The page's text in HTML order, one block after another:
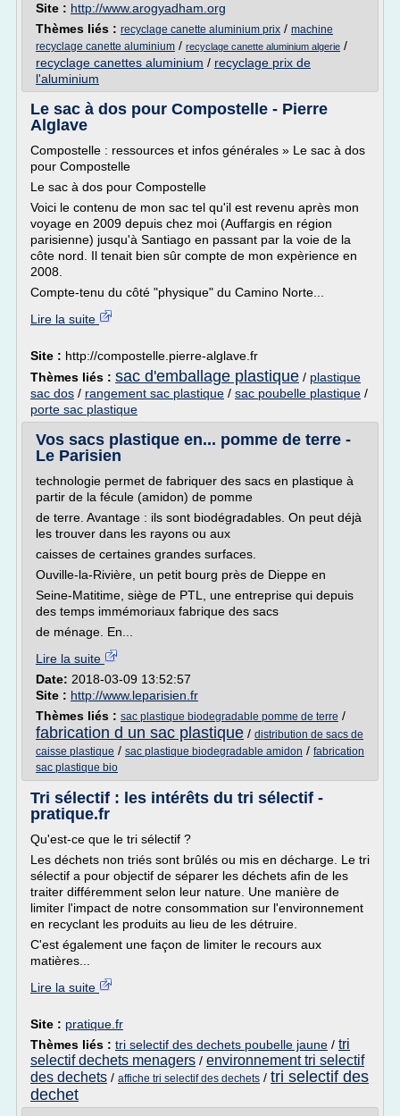
Site : http://www.arogyadham.org
Thèmes liés : recyclage canette aluminium prix / machine
recyclage canette aluminium / recyclage canette aluminium algerie /
recyclage canettes aluminium / recyclage prix de
l'aluminium
Le sac à dos pour Compostelle - Pierre
Alglave
Compostelle : ressources et infos générales » Le sac à dos
pour Compostelle
Le sac à dos pour Compostelle
Voici le contenu de mon sac tel qu'il est revenu après mon
voyage en 2009 depuis chez moi (Auffargis en région
parisienne) jusqu'à Santiago en passant par la voie de la
côte nord. Il tenait bien sûr compte de mon expèrience en
2008.
Compte-tenu du côté "physique" du Camino Norte...
Lire la suite
Site : http://compostelle.pierre-alglave.fr
Thèmes liés : sac d'emballage plastique / plastique
sac dos / rangement sac plastique / sac poubelle plastique /
porte sac plastique
Vos sacs plastique en... pomme de terre -
Le Parisien
technologie permet de fabriquer des sacs en plastique à
partir de la fécule (amidon) de pomme
de terre. Avantage : ils sont biodégradables. On peut déjà
les trouver dans les rayons ou aux
caisses de certaines grandes surfaces.
Ouville-la-Rivière, un petit bourg près de Dieppe en
Seine-Matitime, siège de PTL, une entreprise qui depuis
des temps immémoriaux fabrique des sacs
de ménage. En...
Lire la suite
Date: 2018-03-09 13:52:57
Site : http://www.leparisien.fr
Thèmes liés : sac plastique biodegradable pomme de terre /
fabrication d un sac plastique / distribution de sacs de
caisse plastique / sac plastique biodegradable amidon / fabrication
sac plastique bio
Tri sélectif : les intérêts du tri sélectif -
pratique.fr
Qu'est-ce que le tri sélectif ?
Les déchets non triés sont brûlés ou mis en décharge. Le tri
sélectif a pour objectif de séparer les déchets afin de les
traiter différemment selon leur nature. Une manière de
limiter l'impact de notre consommation sur l'environnement
en recyclant les produits au lieu de les détruire.
C'est également une façon de limiter le recours aux
matières...
Lire la suite
Site : pratique.fr
Thèmes liés : tri selectif des dechets poubelle jaune / tri
selectif dechets menagers / environnement tri selectif
des dechets / affiche tri selectif des dechets / tri selectif des
dechet